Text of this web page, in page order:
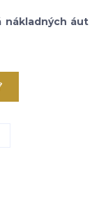
nákladných áut